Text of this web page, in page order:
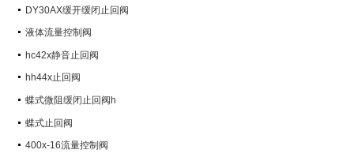
DY30AX缓开缓闭止回阀
液体流量控制阀
hc42x静音止回阀
hh44x止回阀
蝶式微阻缓闭止回阀h
蝶式止回阀
400x-16流量控制阀